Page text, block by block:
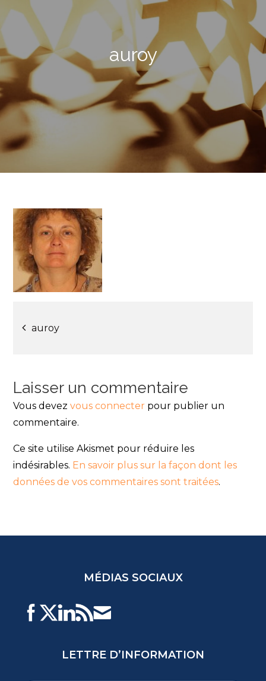
auroy
Navigation
l’article
auroy
Laisser un commentaire
Vous devezvous connecter pour publier un
commentaire.
Ce site utilise Akismet pour réduire les
indésirables. En savoir plus sur la façon dont les
données de vos commentaires sont traitées.
MÉDIAS SOCIAUX
LETTRE D’INFORMATION